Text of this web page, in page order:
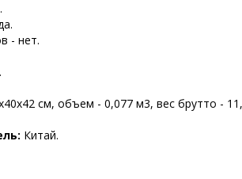
- нет.
см, объем - 0,077 м3, вес брутто -
Китай.